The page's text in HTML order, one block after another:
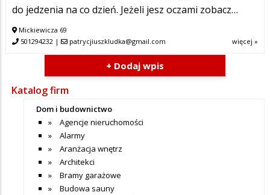
do jedzenia na co dzień. Jeżeli jesz oczami zobacz…
Mickiewicza 69
501294232 | patrycjiuszkludka@gmail.com więcej »
+ Dodaj wpis
Katalog firm
Dom i budownictwo
Agencje nieruchomości
Alarmy
Aranżacja wnętrz
Architekci
Bramy garażowe
Budowa sauny